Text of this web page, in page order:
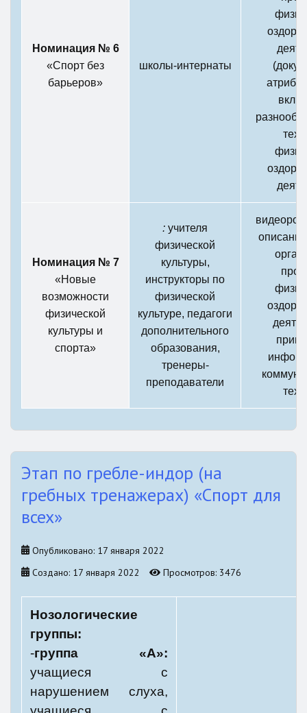
Номинация № 6
«Спорт без
барьеров»
школы-интернаты
Номинация № 7
«Новые
возможности
физической
культуры и
спорта»
: учителя
физической
культуры,
инструкторы по
физической
культуре, педагоги
дополнительного
образования,
тренеры-
преподаватели
Этап по гребле-индор (на
гребных тренажерах) «Спорт для
всех»
Опубликовано: 17 января 2022
Создано: 17 января 2022
Просмотров: 3476
Нозологические
группы:
-группа «А»:
учащиеся с
нарушением слуха,